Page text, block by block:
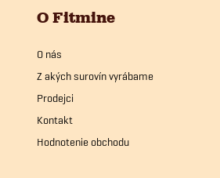
O Fitmine
O nás
Z akých surovín vyrábame
Prodejci
Kontakt
Hodnotenie obchodu